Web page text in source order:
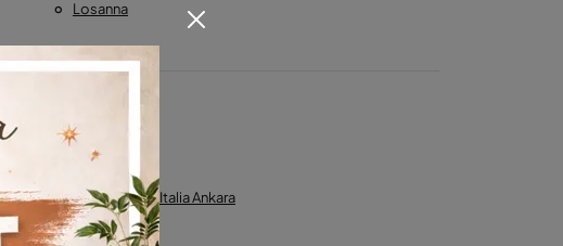
Losanna
Sedie Cattelan Italia Ankara